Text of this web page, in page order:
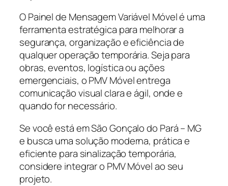
O Painel de Mensagem Variável Móvel é uma
ferramenta estratégica para melhorar a
segurança, organização e eficiência de
qualquer operação temporária. Seja para
obras, eventos, logística ou ações
emergenciais, o PMV Móvel entrega
comunicação visual clara e ágil, onde e
quando for necessário.
Se você está em São Gonçalo do Pará – MG
e busca uma solução moderna, prática e
eficiente para sinalização temporária,
considere integrar o PMV Móvel ao seu
projeto.